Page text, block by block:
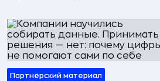
Партнёрский материал